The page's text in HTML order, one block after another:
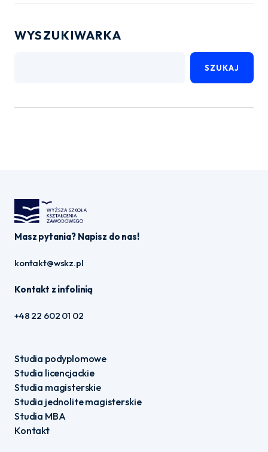
WYSZUKIWARKA
SZUKAJ
Masz pytania? Napisz do nas!
kontakt@wskz.pl
Kontakt z infolinią
+48 22 602 01 02
Studia podyplomowe
Studia licencjackie
Studia magisterskie
Studia jednolite magisterskie
Studia MBA
Kontakt